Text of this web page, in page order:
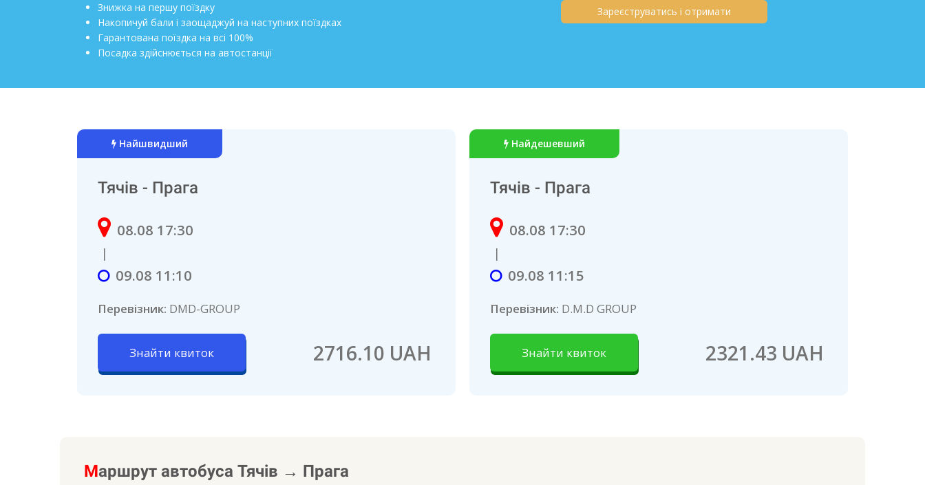
Знижка на першу поїздку
Накопичуй бали і заощаджуй на наступних поїздках
Гарантована поїздка на всі 100%
Посадка здійснюється на автостанції
Зареєструватись і отримати
Найшвидший
Тячів - Прага
08.08 17:30
|
09.08 11:10
Перевізник: DМD-GROUP
Знайти квиток 2716.10 UAH
Найдешевший
Тячів - Прага
08.08 17:30
|
09.08 11:15
Перевізник: D.M.D GROUP
Знайти квиток 2321.43 UAH
Маршрут автобуса Тячів → Прага